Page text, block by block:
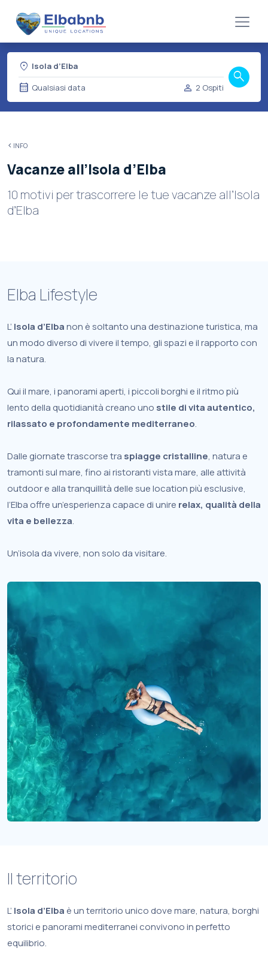
location_on Isola d’Elba
calendar_month Qualsiasi data person 2 Ospiti
search
INFO
Vacanze all’Isola d’Elba
10 motivi per trascorrere le tue vacanze all’Isola
d’Elba
Elba Lifestyle
L’Isola d’Elbanon è soltanto una destinazione turistica, ma
un modo diverso di vivere il tempo, gli spazi e il rapporto con
la natura.
Qui il mare, i panorami aperti, i piccoli borghi e il ritmo più
lento della quotidianità creano uno stile di vita autentico,
rilassato e profondamente mediterraneo.
Dalle giornate trascorse tra spiagge cristalline, natura e
tramonti sul mare, fino ai ristoranti vista mare, alle attività
outdoor e alla tranquillità delle sue location più esclusive,
l’Elba offre un’esperienza capace di unire relax, qualità della
vita e bellezza.
Un’isola da vivere, non solo da visitare.
Il territorio
L’Isola d’Elba è un territorio unico dove mare, natura, borghi
storici e panorami mediterranei convivono in perfetto
equilibrio.